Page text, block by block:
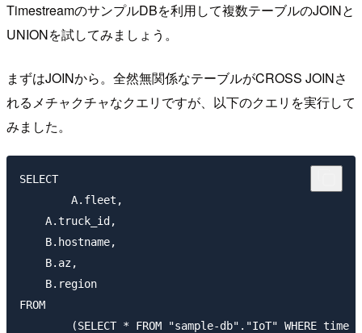
TimestreamのサンプルDBを利用して複数テーブルのJOINと
UNIONを試してみましょう。
まずはJOINから。全然無関係なテーブルがCROSS JOINさ
れるメチャクチャなクエリですが、以下のクエリを実行して
みました。
SELECT
    A.truck_id,
    B.hostname,
    B.az,
    B.region
FROM